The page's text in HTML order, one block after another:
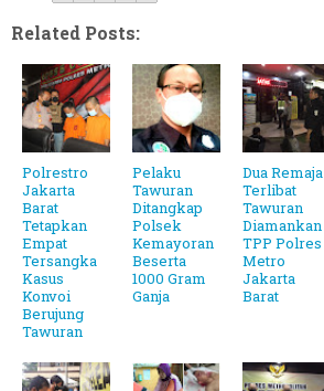
Related Posts:
Polrestro
Jakarta
Barat
Tetapkan
Empat
Tersangka
Kasus
Konvoi
Berujung
Tawuran
Pelaku
Tawuran
Ditangkap
Polsek
Kemayoran
Beserta
1000 Gram
Ganja
Dua Remaja
Terlibat
Tawuran
Diamankan
TPP Polres
Metro
Jakarta
Barat